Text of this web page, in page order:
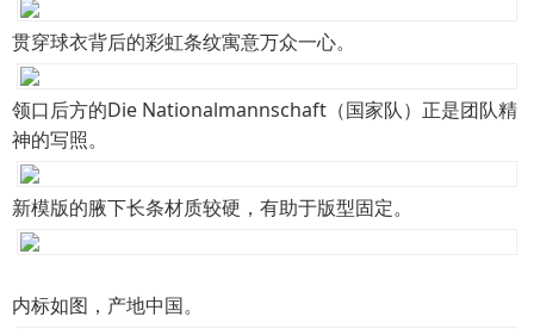
贯穿球衣背后的彩虹条纹寓意万众一心。
领口后方的Die Nationalmannschaft（国家队）正是团队精
神的写照。
新模版的腋下长条材质较硬，有助于版型固定。
内标如图，产地中国。